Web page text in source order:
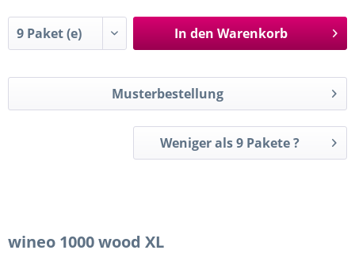
In den Warenkorb
Musterbestellung
Weniger als 9 Pakete ?
wineo 1000 wood XL